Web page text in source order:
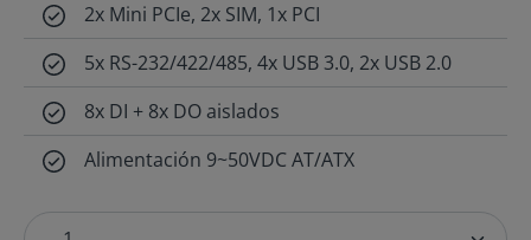
2x Mini PCIe, 2x SIM, 1x PCI
5x RS-232/422/485, 4x USB 3.0, 2x USB 2.0
8x DI + 8x DO aislados
Alimentación 9~50VDC AT/ATX